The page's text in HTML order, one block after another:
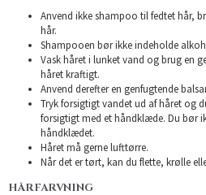
Anvend ikke shampoo til fedtet hår,
hår.
Shampooen bør ikke indeholde
Vask håret i lunket vand og brug en
håret kraftigt.
Anvend derefter en genfugtende
Tryk forsigtigt vandet ud af håret og
forsigtigt med et håndklæde. Du bør
håndklædet.
Håret må gerne lufttørre.
Når det er tørt, kan du flette, krølle
HÅRFARVNING